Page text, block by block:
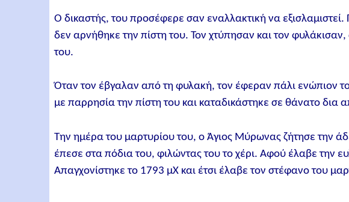
Ο δικαστής, του προσέφερε σαν εναλλακτική να
δεν αρνήθηκε την πίστη του. Τον χτύπησαν και τον
του.
Όταν τον έβγαλαν από τη φυλακή, τον έφεραν πάλι ενώπιον
με παρρησία την πίστη του και καταδικάστηκε σε θάνατο δια
Την ημέρα του μαρτυρίου του, ο Άγιος Μύρωνας ζήτησε την
έπεσε στα πόδια του, φιλώντας του το χέρι. Αφού έλαβε την
Απαγχονίστηκε το 1793 μΧ και έτσι έλαβε τον στέφανο του